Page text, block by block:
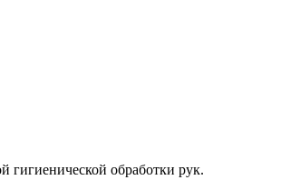
гигиенической обработки рук.